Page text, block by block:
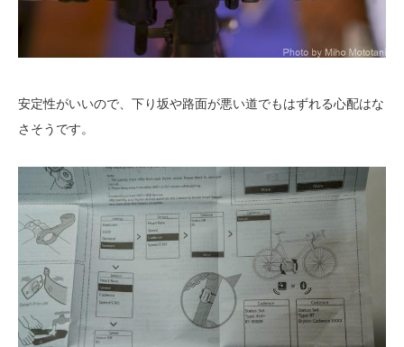
安定性がいいので、下り坂や路面が悪い道でもはずれる心配はな
さそうです。